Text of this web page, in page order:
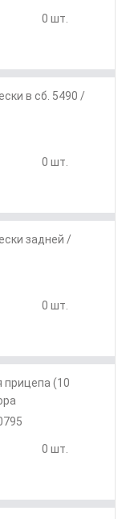
0 шт.
в сб. 5490 /
0 шт.
задней /
0 шт.
прицепа (10
0 шт.